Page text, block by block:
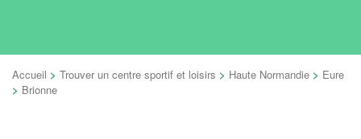
Accueil > Trouver un centre sportif et loisirs > Haute Normandie > Eure
> Brionne